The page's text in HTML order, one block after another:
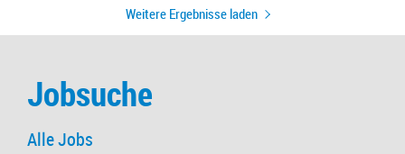
Weitere Ergebnisse laden
Jobsuche
Alle Jobs